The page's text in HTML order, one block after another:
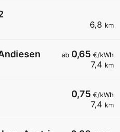
6,8 km
ab 0,65 €/kWh
7,4 km
0,75 €/kWh
7,4 km